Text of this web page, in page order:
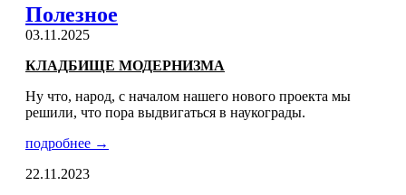
Полезное
03.11.2025
КЛАДБИЩЕ МОДЕРНИЗМА
Ну что, народ, с началом нашего нового проекта мы
решили, что пора выдвигаться в наукограды.
подробнее →
22.11.2023